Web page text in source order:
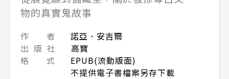
物的真實鬼故事
作 者
諾亞．安吉爾
出 版 社
高寶
格 式
EPUB(流動版面)
不提供電子書檔案另存下載